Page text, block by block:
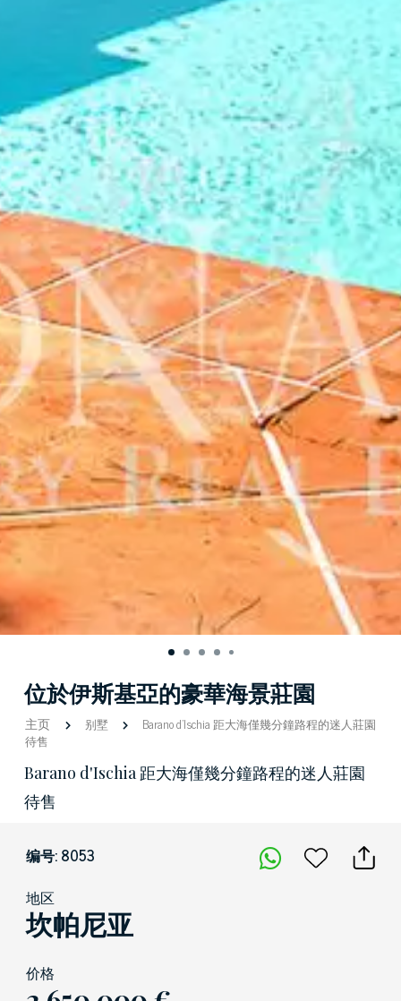
位於伊斯基亞的豪華海景莊園
主页 别墅
Barano d'Ischia 距大海僅幾分鐘路程的迷人莊園
待售
Barano d'Ischia 距大海僅幾分鐘路程的迷人莊園
待售
编号: 8053
地区
坎帕尼亚
价格